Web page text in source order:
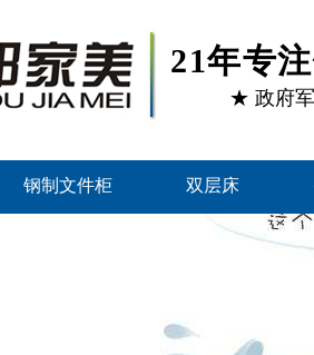
21年专
★ 政府
钢制文件柜 双层床